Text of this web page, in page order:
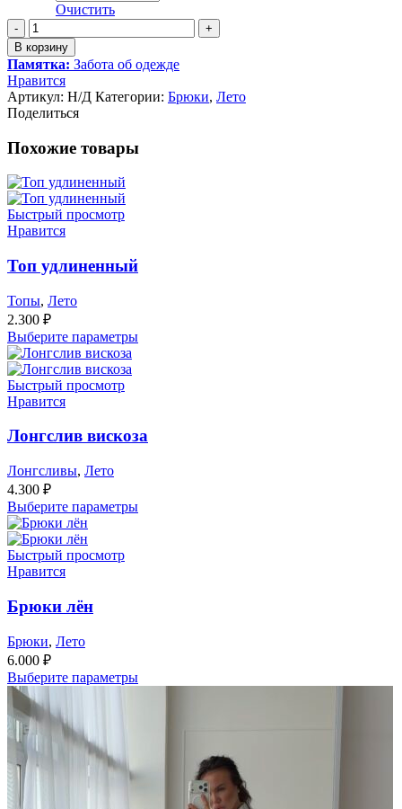
Очистить
Количество
товара
Брюки
прямые
вискоза
В корзину
Памятка: Забота об одежде
Нравится
Артикул: Н/Д Категории: Брюки, Лето
Поделиться
Похожие товары
Быстрый просмотр
Нравится
Топ удлиненный
Топы, Лето
2.300 ₽
Выберите параметры
Быстрый просмотр
Нравится
Лонгслив вискоза
Лонгсливы, Лето
4.300 ₽
Выберите параметры
Быстрый просмотр
Нравится
Брюки лён
Брюки, Лето
6.000 ₽
Выберите параметры